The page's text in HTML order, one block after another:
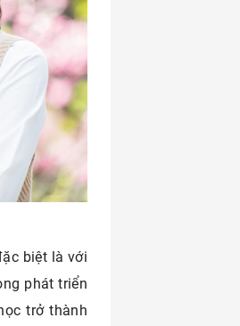
biệt là với
phát triển
trở thành